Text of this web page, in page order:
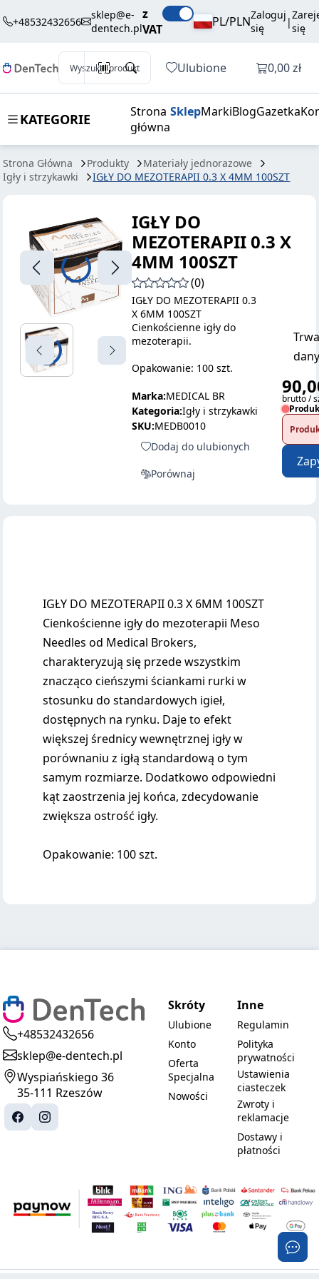
+48532432656
sklep@e-
dentech.pl
z
VAT
PL/PLNZaloguj
się
|się
Wyszukaj produkt Ulubione Otwórz
0,00 zł
KATEGORIE
Strona
główna
SklepMarkiBlogGazetka
Strona Główna Produkty
Materiały jednorazowe
Igły i strzykawki
IGŁY DO MEZOTERAPII 0.3 X 4MM 100SZT
MEZOTERAPII
0.3 X 4MM
100SZT
brutto / szt.
IGŁY DO
MEZOTERAPII 0.3 X
4MM 100SZT
(0)
IGŁY DO MEZOTERAPII 0.3
X 6MM 100SZT
Cienkościenne igły do
mezoterapii.
Opakowanie: 100 szt.
Marka:MEDICAL BR
Kategoria:Igły i strzykawki
SKU:MEDB0010
Dodaj do ulubionych
Porównaj
brutto /
IGŁY DO MEZOTERAPII 0.3 X 6MM 100SZT
Cienkościenne igły do mezoterapii Meso
Needles od Medical Brokers,
charakteryzują się przede wszystkim
znacząco cieńszymi ściankami rurki w
stosunku do standardowych igieł,
dostępnych na rynku. Daje to efekt
większej średnicy wewnętrznej igły w
porównaniu z igłą standardową o tym
samym rozmiarze. Dodatkowo odpowiedni
kąt zaostrzenia jej końca, zdecydowanie
zwiększa ostrość igły.
Opakowanie: 100 szt.
+48532432656
sklep@e-dentech.pl
Wyspiańskiego 36
35-111 Rzeszów
Skróty
Ulubione
Konto
Oferta
Specjalna
Nowości
Inne
Regulamin
Polityka
prywatności
Ustawienia
ciasteczek
Zwroty i
reklamacje
Dostawy i
płatności